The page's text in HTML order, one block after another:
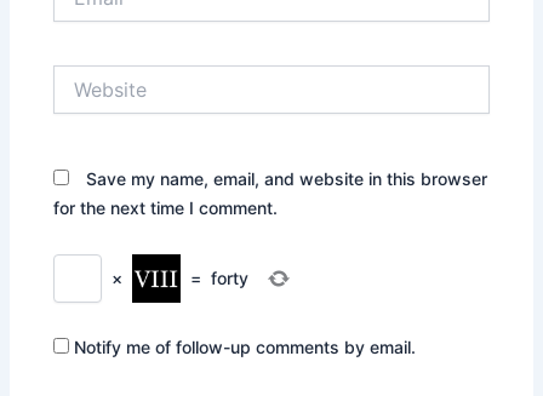
Save my name, email, and website in this browser
for the next time I comment.
× = forty
Notify me of follow-up comments by email.